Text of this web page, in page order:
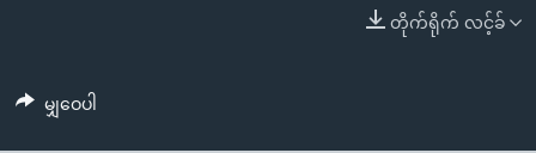
ရှာဖွေ
တိုက်ရိုက် လင့်ခ်
မျှဝေပါ